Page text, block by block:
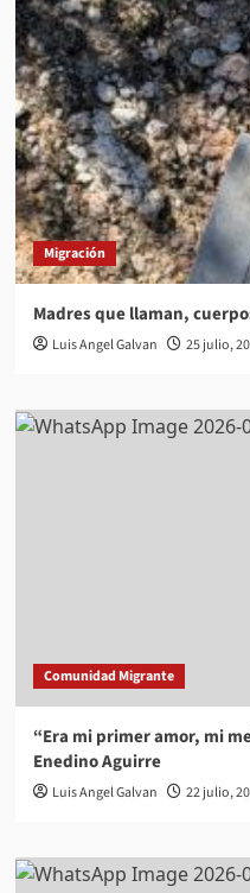
Migración
Madres que llaman,
Luis Angel Galvan 25 julio,
Comunidad Migrante
“Era mi primer amor, mi
Enedino Aguirre
Luis Angel Galvan 22 julio,